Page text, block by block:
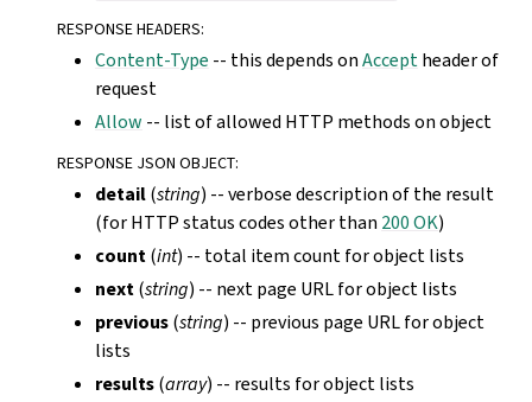
RESPONSE HEADERS:
Content-Type -- this depends onAcceptheader of
request
Allow -- list of allowed HTTP methods on object
RESPONSE JSON OBJECT:
detail(string) -- verbose description of the result
(for HTTP status codes other than 200 OK)
count(int) -- total item count for object lists
next(string) -- next page URL for object lists
previous(string) -- previous page URL for object
lists
results(array) -- results for object lists